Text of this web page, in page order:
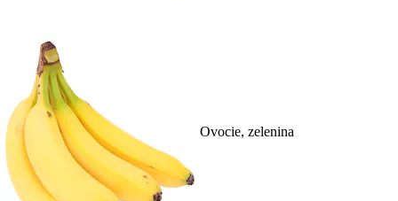
Ovocie, zelenina